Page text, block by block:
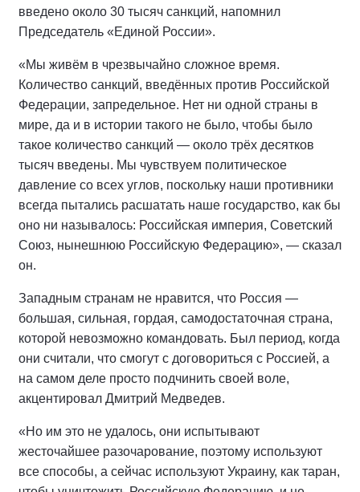
введено около 30 тысяч санкций, напомнил
Председатель «Единой России».
«Мы живём в чрезвычайно сложное время.
Количество санкций, введённых против Российской
Федерации, запредельное. Нет ни одной страны в
мире, да и в истории такого не было, чтобы было
такое количество санкций — около трёх десятков
тысяч введены. Мы чувствуем политическое
давление со всех углов, поскольку наши противники
всегда пытались расшатать наше государство, как бы
оно ни называлось: Российская империя, Советский
Союз, нынешнюю Российскую Федерацию», — сказал
он.
Западным странам не нравится, что Россия —
большая, сильная, гордая, самодостаточная страна,
которой невозможно командовать. Был период, когда
они считали, что смогут с договориться с Россией, а
на самом деле просто подчинить своей воле,
акцентировал Дмитрий Медведев.
«Но им это не удалось, они испытывают
жесточайшее разочарование, поэтому используют
все способы, а сейчас используют Украину, как таран,